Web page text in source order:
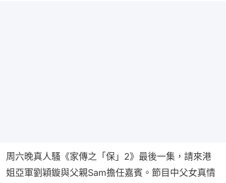
周六晚真人騷《家傳之「保」2》最後一集，請來港
姐亞軍劉穎鏇與父親Sam擔任嘉賓。節目中父女真情